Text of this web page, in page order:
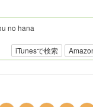
iTunesで検索
no hana